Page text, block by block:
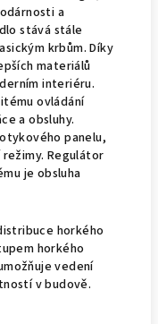
a
stává stále
krbům. Díky
materiálů
interiéru.
ovládání
a obsluhy.
panelu,
Regulátor
je obsluha
horkého
horkého
vedení
v budově.